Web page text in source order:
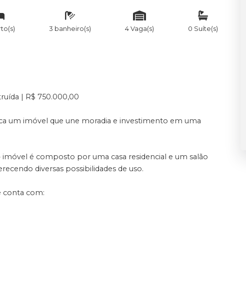
3 banheiro(s) 4 Vaga(s) 0 Suíte(s)
| R$ 750.000,00
um imóvel que une moradia e investimento em uma
é composto por uma casa residencial e um salão
diversas possibilidades de uso.
conta com: